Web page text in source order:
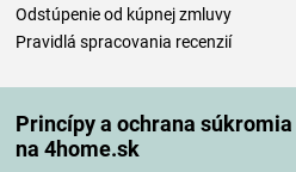
Princípy a ochrana súkromia
na 4home.sk
Odstúpenie od kúpnej zmluvy
Pravidlá spracovania recenzií